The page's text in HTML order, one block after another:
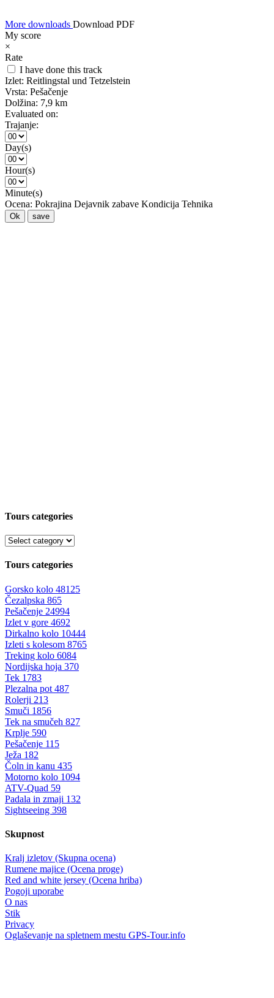
More downloads Download PDF
My score
×
Rate
I have done this track
Izlet: Reitlingstal und Tetzelstein
Vrsta: Pešačenje
Dolžina: 7,9 km
Evaluated on:
Trajanje:
Day(s)
Hour(s)
Minute(s)
Ocena: Pokrajina Dejavnik zabave Kondicija Tehnika
Ok save
Tours categories
Tours categories
Gorsko kolo 48125
Čezalpska 865
Pešačenje 24994
Izlet v gore 4692
Dirkalno kolo 10444
Izleti s kolesom 8765
Treking kolo 6084
Nordijska hoja 370
Tek 1783
Plezalna pot 487
Rolerji 213
Smuči 1856
Tek na smučeh 827
Krplje 590
Pešačenje 115
Ježa 182
Čoln in kanu 435
Motorno kolo 1094
ATV-Quad 59
Padala in zmaji 132
Sightseeing 398
Skupnost
Kralj izletov (Skupna ocena)
Rumene majice (Ocena proge)
Red and white jersey (Ocena hriba)
Pogoji uporabe
O nas
Stik
Privacy
Oglaševanje na spletnem mestu GPS-Tour.info